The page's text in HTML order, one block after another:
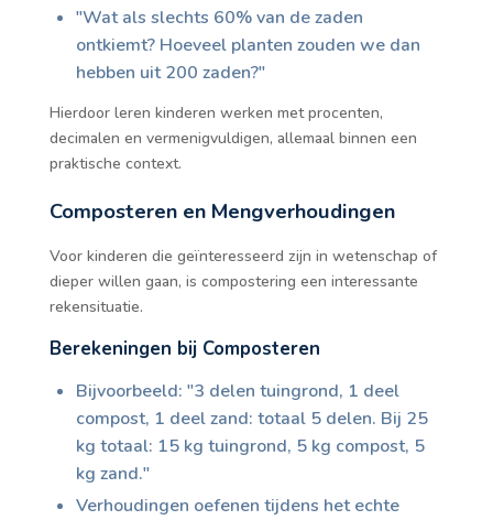
"Wat als slechts 60% van de zaden
ontkiemt? Hoeveel planten zouden we dan
hebben uit 200 zaden?"
Hierdoor leren kinderen werken met procenten,
decimalen en vermenigvuldigen, allemaal binnen een
praktische context.
Composteren en Mengverhoudingen
Voor kinderen die geïnteresseerd zijn in wetenschap of
dieper willen gaan, is compostering een interessante
rekensituatie.
Berekeningen bij Composteren
Bijvoorbeeld: "3 delen tuingrond, 1 deel
compost, 1 deel zand: totaal 5 delen. Bij 25
kg totaal: 15 kg tuingrond, 5 kg compost, 5
kg zand."
Verhoudingen oefenen tijdens het echte